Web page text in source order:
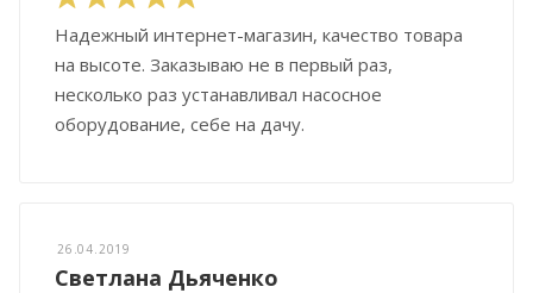
Надежный интернет-магазин, качество товара
на высоте. Заказываю не в первый раз,
несколько раз устанавливал насосное
оборудование, себе на дачу.
26.04.2019
Светлана Дьяченко